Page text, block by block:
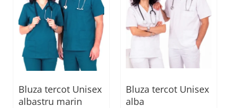
Bluza tercot Unisex
albastru marin
Bluza tercot Unisex
alba